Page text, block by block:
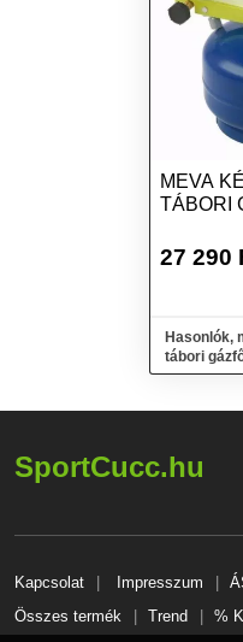
MEVA
TÁBORI
27 290
Hasonlók,
tábori
SportCucc.hu
Kapcsolat Impresszum
Összes termék
Trend
%